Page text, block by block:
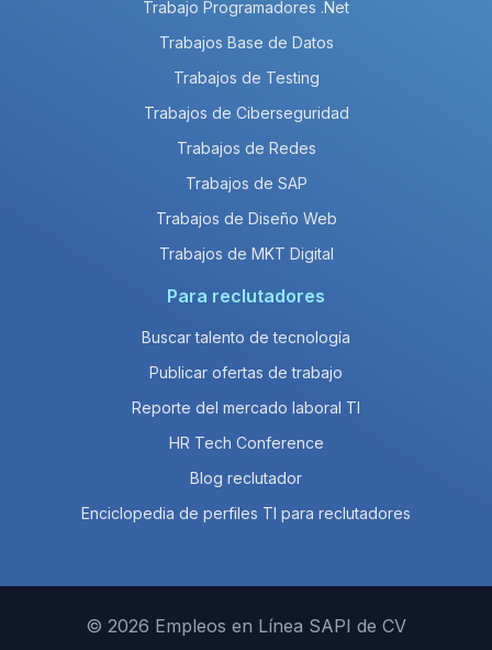
Trabajo Programadores .Net
Trabajos Base de Datos
Trabajos de Testing
Trabajos de Ciberseguridad
Trabajos de Redes
Trabajos de SAP
Trabajos de Diseño Web
Trabajos de MKT Digital
Para reclutadores
Buscar talento de tecnología
Publicar ofertas de trabajo
Reporte del mercado laboral TI
HR Tech Conference
Blog reclutador
Enciclopedia de perfiles TI para reclutadores
© 2026 Empleos en Línea SAPI de CV